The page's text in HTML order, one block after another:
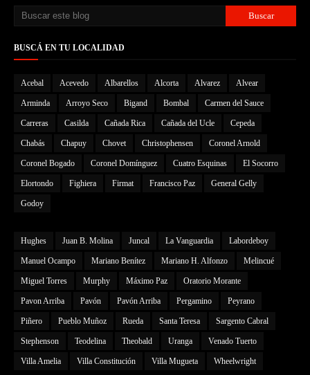
BUSCÁ EN TU LOCALIDAD
Acebal Acevedo Albarellos Alcorta Alvarez Alvear
Arminda Arroyo Seco Bigand Bombal Carmen del Sauce
Carreras Casilda Cañada Rica Cañada del Ucle Cepeda
Chabás Chapuy Chovet Christophensen Coronel Arnold
Coronel Bogado Coronel Domínguez Cuatro Esquinas El Socorro
Elortondo Fighiera Firmat Francisco Paz General Gelly
Godoy
Hughes Juan B. Molina Juncal La Vanguardia Labordeboy
Manuel Ocampo Mariano Benítez Mariano H. Alfonzo Melincué
Miguel Torres Murphy Máximo Paz Oratorio Morante
Pavon Arriba Pavón Pavón Arriba Pergamino Peyrano
Piñero Pueblo Muñoz Rueda Santa Teresa Sargento Cabral
Stephenson Teodelina Theobald Uranga Venado Tuerto
Villa Amelia Villa Constitución Villa Mugueta Wheelwright